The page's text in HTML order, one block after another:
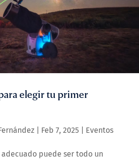
elegir tu primer
Feb 7, 2025 Eventos
puede ser todo un